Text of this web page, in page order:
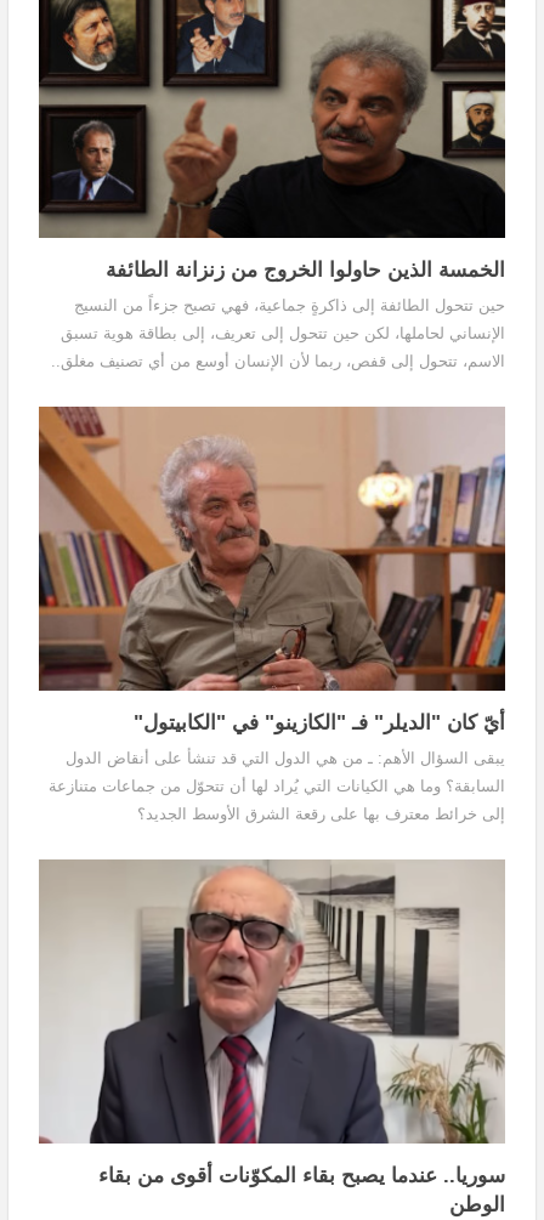
الخمسة الذين حاولوا الخروج من زنزانة الطائفة
حين تتحول الطائفة إلى ذاكرةٍ جماعية، فهي تصبح جزءاً من النسيج
الإنساني لحاملها، لكن حين تتحول إلى تعريف، إلى بطاقة هوية تسبق
الاسم، تتحول إلى قفص، ربما لأن الإنسان أوسع من أي تصنيف مغلق..
أيّ كان "الديلر" فـ "الكازينو" في "الكابيتول"
يبقى السؤال الأهم: ـ من هي الدول التي قد تنشأ على أنقاض الدول
السابقة؟ وما هي الكيانات التي يُراد لها أن تتحوّل من جماعات متنازعة
إلى خرائط معترف بها على رقعة الشرق الأوسط الجديد؟
سوريا.. عندما يصبح بقاء المكوّنات أقوى من بقاء
الوطن